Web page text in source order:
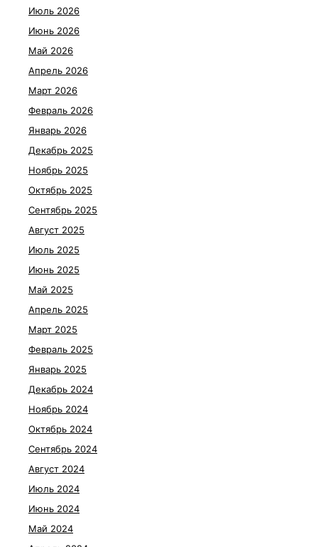
Июль 2026
Июнь 2026
Май 2026
Апрель 2026
Март 2026
Февраль 2026
Январь 2026
Декабрь 2025
Ноябрь 2025
Октябрь 2025
Сентябрь 2025
Август 2025
Июль 2025
Июнь 2025
Май 2025
Апрель 2025
Март 2025
Февраль 2025
Январь 2025
Декабрь 2024
Ноябрь 2024
Октябрь 2024
Сентябрь 2024
Август 2024
Июль 2024
Июнь 2024
Май 2024